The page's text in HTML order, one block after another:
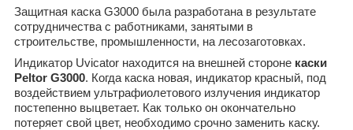
Защитная каска G3000 была разработана в результате
сотрудничества с работниками, занятыми в
строительстве, промышленности, на лесозаготовках.
Индикатор Uvicator находится на внешней стороне каски
Peltor G3000. Когда каска новая, индикатор красный, под
воздействием ультрафиолетового излучения индикатор
постепенно выцветает. Как только он окончательно
потеряет свой цвет, необходимо срочно заменить каску.